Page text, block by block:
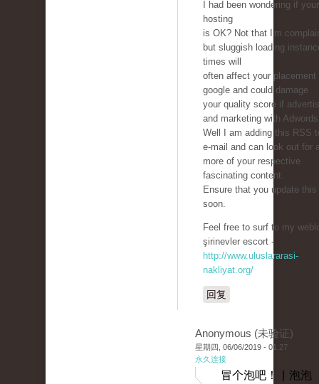
I had been wondering if
hosting
is OK? Not that I'm
but sluggish loading
times will
often affect your placement
google and could damage
your quality score if
and marketing with
Well I am adding this RSS
e-mail and can look out for
more of your respective
fascinating content.
Ensure that you update this
soon.
Feel free to surf to my
şirinevler escort -
http://www.uluslararasi-
nakliyat.org/
回复
Anonymous (未验证)
星期四, 06/06/2019 - 01:27
永久连接
冒个泡吧！ | 泡泡